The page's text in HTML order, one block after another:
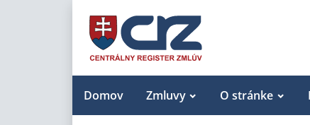
Domov Zmluvy O stránke